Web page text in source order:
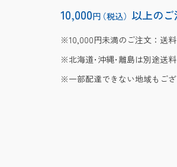
10,000円（税込） 以上の
10,000円未満のご注文：送料
北海道･沖縄･離島は別途送料
一部配達できない地域もござ